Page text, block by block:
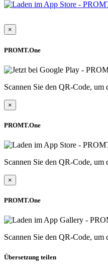
×
PROMT.One
Scannen Sie den QR-Code,
×
PROMT.One
Scannen Sie den QR-Code,
×
PROMT.One
Scannen Sie den QR-Code,
Übersetzung teilen